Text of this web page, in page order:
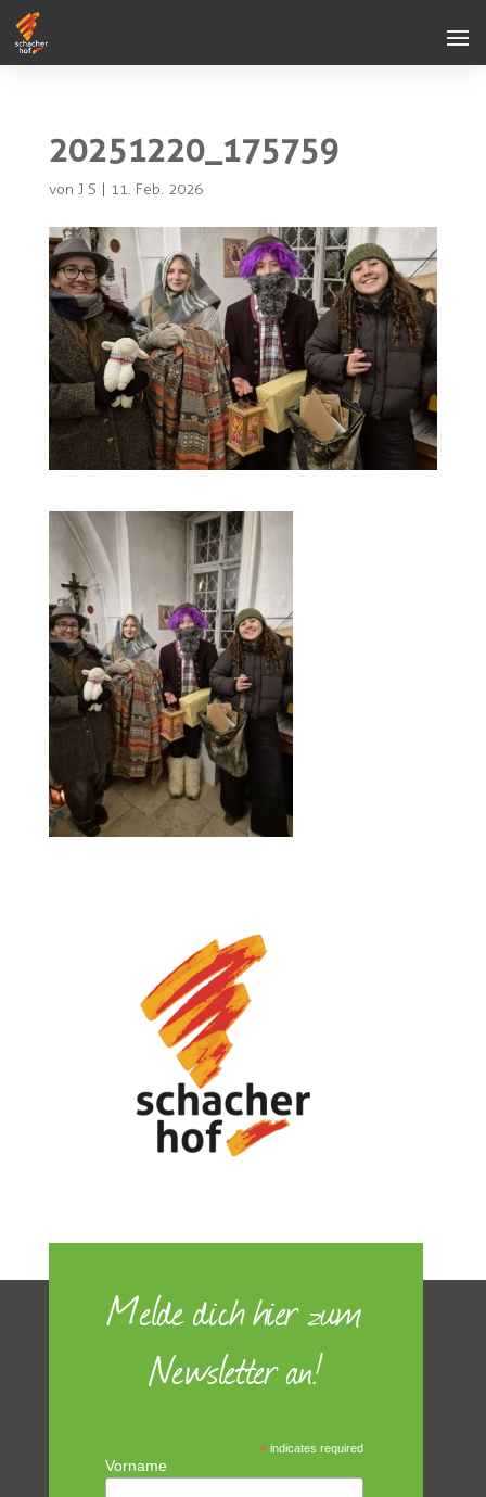
20251220_175759
von J S | 11. Feb. 2026
Melde dich hier zum
Newsletter an!
* indicates required
Vorname